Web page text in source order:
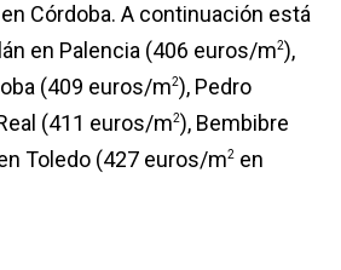
Córdoba. A continuación está
en Palencia (406 euros/m2),
(409 euros/m2), Pedro
(411 euros/m2), Bembibre
Toledo (427 euros/m2 en